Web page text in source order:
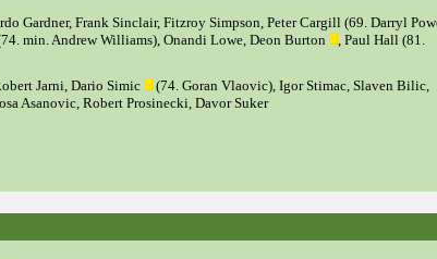
Gardner, Frank Sinclair, Fitzroy Simpson, Peter Cargill (69. Darryl
min. Andrew Williams), Onandi Lowe, Deon Burton
, Paul Hall (81.
Jarni, Dario Simic
(74. Goran Vlaovic), Igor Stimac, Slaven Bilic,
Asanovic, Robert Prosinecki, Davor Suker